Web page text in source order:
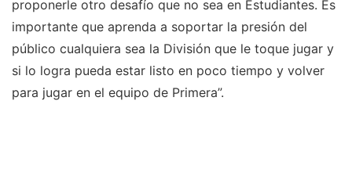
proponerle otro desafío que no sea en Estudiantes. Es
importante que aprenda a soportar la presión del
público cualquiera sea la División que le toque jugar y
si lo logra pueda estar listo en poco tiempo y volver
para jugar en el equipo de Primera”.